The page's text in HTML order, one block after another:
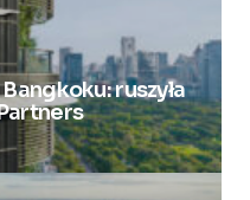
ruszyła